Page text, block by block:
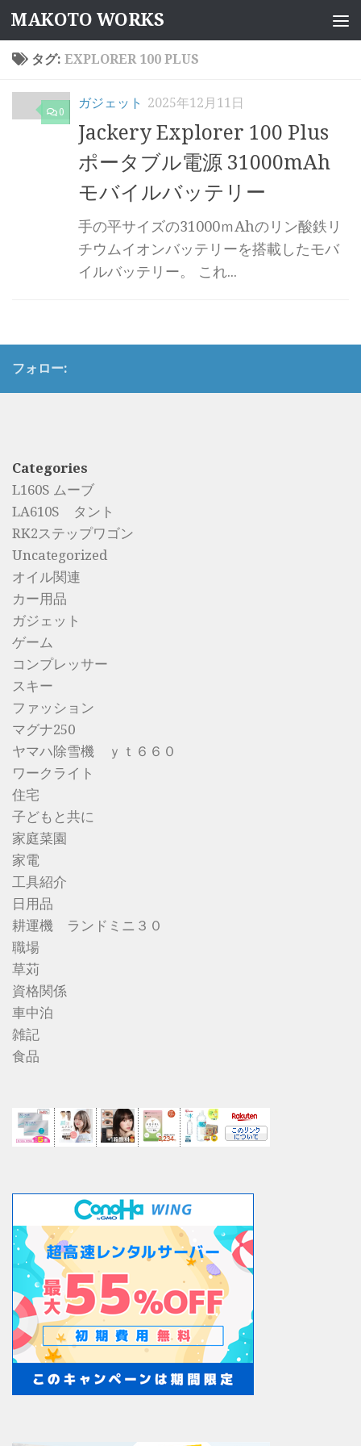
コンテンツへスキップ
MAKOTO WORKS
タグ: EXPLORER 100 PLUS
0
ガジェット 2025年12月11日
Jackery Explorer 100 Plus
ポータブル電源 31000mAh
モバイルバッテリー
手の平サイズの31000ｍAhのリン酸鉄リ
チウムイオンバッテリーを搭載したモバ
イルバッテリー。 これ...
フォロー:
Categories
L160S ムーブ
LA610S タント
RK2ステップワゴン
Uncategorized
オイル関連
カー用品
ガジェット
ゲーム
コンプレッサー
スキー
ファッション
マグナ250
ヤマハ除雪機 ｙｔ６６０
ワークライト
住宅
子どもと共に
家庭菜園
家電
工具紹介
日用品
耕運機 ランドミニ３０
職場
草苅
資格関係
車中泊
雑記
食品